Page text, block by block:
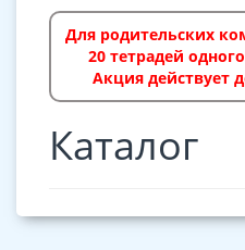
Для родительских
20 тетрадей
Акция действует
Каталог